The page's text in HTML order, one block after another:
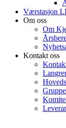
Værstasjon
Om oss
Om
Kontakt oss